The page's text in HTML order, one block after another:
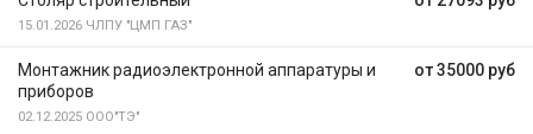
15.01.2026 ЧЛПУ "ЦМП ГАЗ"
от 35000 руб
Монтажник радиоэлектронной аппаратуры и
приборов
02.12.2025 ООО"ТЭ"